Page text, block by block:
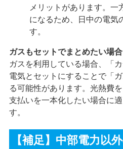
メリットがあります。一
になるため、日中の電気
す。
ガスもセットでまとめたい場合
ガスを利用している場合、「
電気とセットにすることで「
る可能性があります。光熱費
支払いを一本化したい場合に
す。
【補足】中部電力以